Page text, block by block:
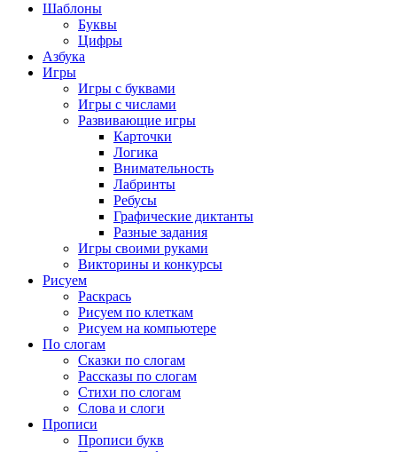
Шаблоны
Буквы
Цифры
Азбука
Игры
Игры с буквами
Игры с числами
Развивающие игры
Карточки
Логика
Внимательность
Лабринты
Ребусы
Графические диктанты
Разные задания
Игры своими руками
Викторины и конкурсы
Рисуем
Раскрась
Рисуем по клеткам
Рисуем на компьютере
По слогам
Сказки по слогам
Рассказы по слогам
Стихи по слогам
Слова и слоги
Прописи
Прописи букв